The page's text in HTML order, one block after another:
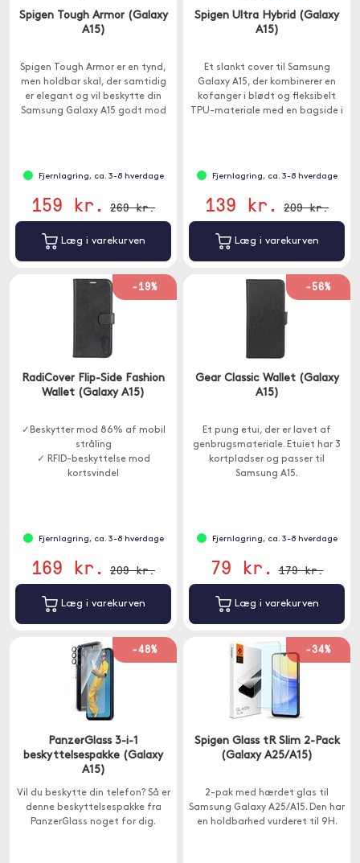
Spigen Tough Armor (Galaxy
A15)
Spigen Tough Armor er en tynd,
men holdbar skal, der samtidig
er elegant og vil beskytte din
Samsung Galaxy A15 godt mod
Fjernlagring, ca. 3-8 hverdage
159 kr. 269 kr.
Læg i varekurven
Spigen Ultra Hybrid (Galaxy
A15)
Et slankt cover til Samsung
Galaxy A15, der kombinerer en
kofanger i blødt og fleksibelt
TPU-materiale med en bagside i
Fjernlagring, ca. 3-8 hverdage
139 kr. 209 kr.
Læg i varekurven
-19%
RadiCover Flip-Side Fashion
Wallet (Galaxy A15)
✓Beskytter mod 86% af mobil
stråling
✓ RFID-beskyttelse mod
kortsvindel
Fjernlagring, ca. 3-8 hverdage
169 kr. 209 kr.
Læg i varekurven
-56%
Gear Classic Wallet (Galaxy
A15)
Et pung etui, der er lavet af
genbrugsmateriale. Etuiet har 3
kortpladser og passer til
Samsung A15.
Fjernlagring, ca. 3-8 hverdage
79 kr. 179 kr.
Læg i varekurven
-48%
PanzerGlass 3-i-1
beskyttelsespakke (Galaxy
A15)
Vil du beskytte din telefon? Så er
denne beskyttelsespakke fra
PanzerGlass noget for dig.
-34%
Spigen Glass tR Slim 2-Pack
(Galaxy A25/A15)
2-pak med hærdet glas til
Samsung Galaxy A25/A15. Den har
en holdbarhed vurderet til 9H.